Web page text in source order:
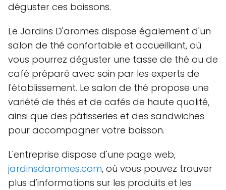
déguster ces boissons.
Le Jardins D'aromes dispose également d'un
salon de thé confortable et accueillant, où
vous pourrez déguster une tasse de thé ou de
café préparé avec soin par les experts de
l'établissement. Le salon de thé propose une
variété de thés et de cafés de haute qualité,
ainsi que des pâtisseries et des sandwiches
pour accompagner votre boisson.
L'entreprise dispose d'une page web,
jardinsdaromes.com, où vous pouvez trouver
plus d'informations sur les produits et les